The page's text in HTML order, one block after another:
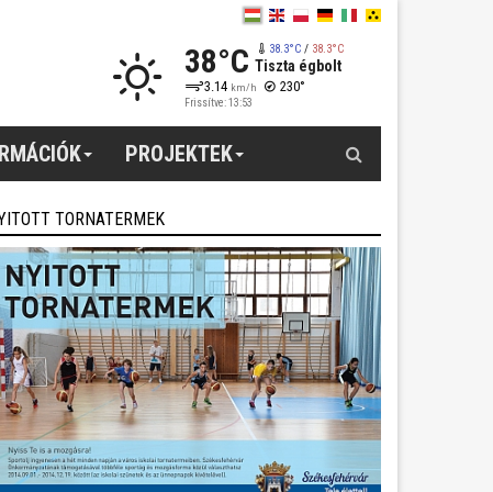
38°C 38.3°C/ 38.3°C
Tiszta égbolt
3.14 km/h 230°
Frissítve: 13:53
PROJEKTEK
TORNATERMEK